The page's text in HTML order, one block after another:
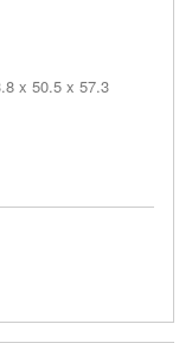
x 50.5 x 57.3